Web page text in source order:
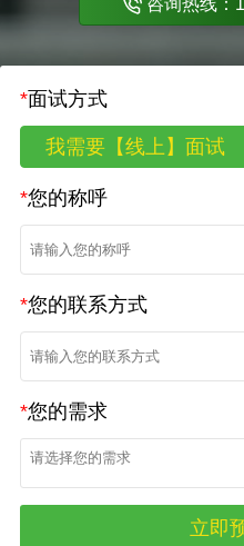
咨询热线：
*面试方式
我需要【线上】面试
*您的称呼
*您的联系方式
*您的需求